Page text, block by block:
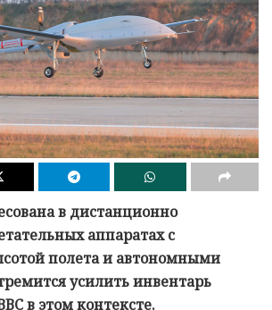
в дистанционно
аппаратах с
полета и автономными
усилить инвентарь
в этом контексте.